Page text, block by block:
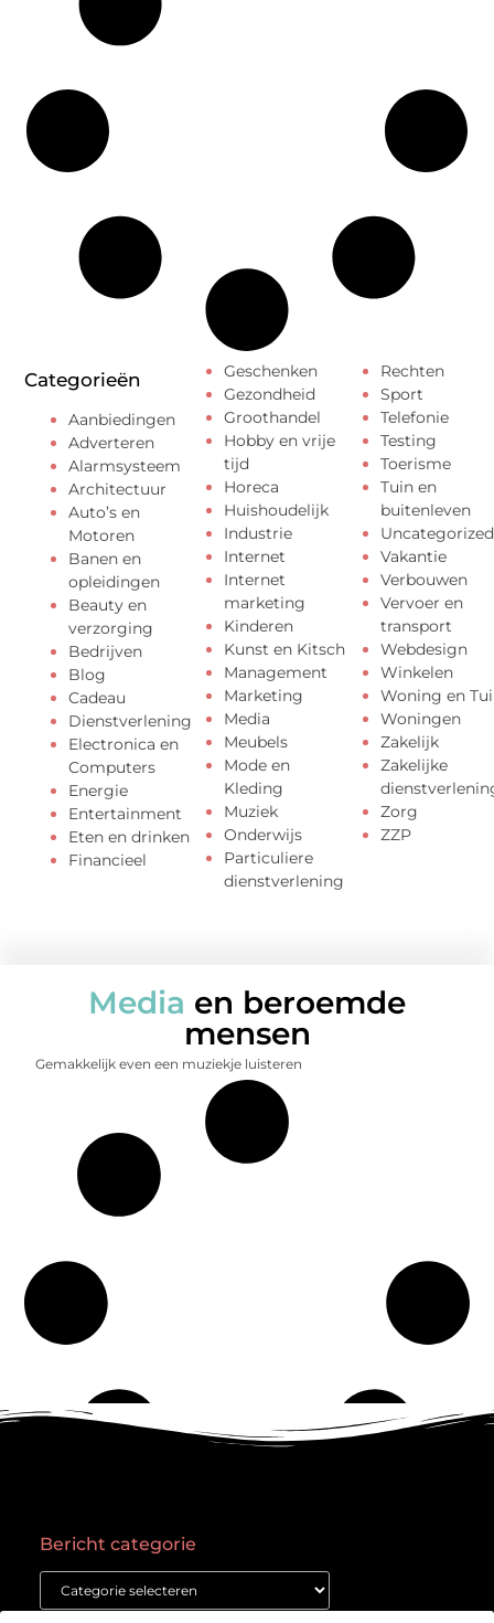
Categorieën
Aanbiedingen
Adverteren
Alarmsysteem
Architectuur
Auto’s en
Motoren
Banen en
opleidingen
Beauty en
verzorging
Bedrijven
Blog
Cadeau
Dienstverlening
Electronica en
Computers
Energie
Entertainment
Eten en drinken
Financieel
Geschenken
Gezondheid
Groothandel
Hobby en vrije
tijd
Horeca
Huishoudelijk
Industrie
Internet
Internet
marketing
Kinderen
Kunst en Kitsch
Management
Marketing
Media
Meubels
Mode en
Kleding
Muziek
Onderwijs
Particuliere
dienstverlening
Rechten
Sport
Telefonie
Testing
Toerisme
Tuin en
buitenleven
Uncategorized
Vakantie
Verbouwen
Vervoer en
transport
Webdesign
Winkelen
Woning en
Woningen
Zakelijk
Zakelijke
Zorg
ZZP
Media en beroemde
mensen
Gemakkelijk even een muziekje luisteren
Bericht categorie